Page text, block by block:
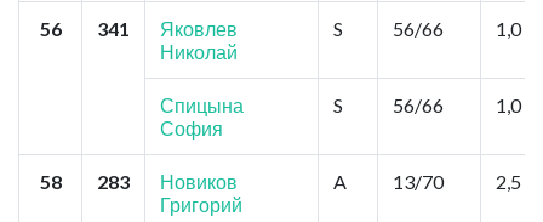
56 341
Яковлев
Николай
S 56/66 1,0
Спицына
София
S 56/66 1,0
58 283
Новиков
Григорий
A 13/70 2,5